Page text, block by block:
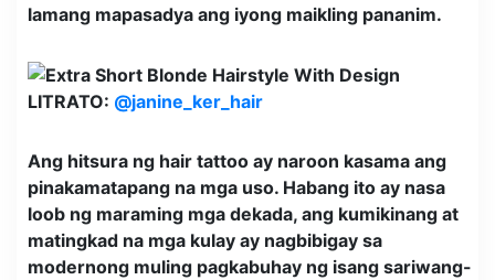
lamang mapasadya ang iyong maikling pananim.
LITRATO: @janine_ker_hair
Ang hitsura ng hair tattoo ay naroon kasama ang
pinakamatapang na mga uso. Habang ito ay nasa
loob ng maraming mga dekada, ang kumikinang at
matingkad na mga kulay ay nagbibigay sa
modernong muling pagkabuhay ng isang sariwang-